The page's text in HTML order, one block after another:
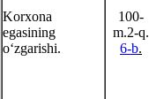
Korхona
egasining
oʻzgarishi.
100-
m.2-q.
6-b.